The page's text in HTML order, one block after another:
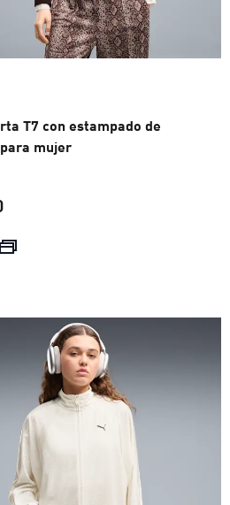
T7 con estampado de
mujer
precio actual S/ 249.00